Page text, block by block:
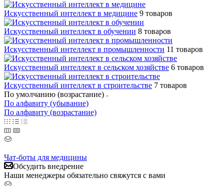
Искусственный интеллект в медицине 9 товаров
Искусственный интеллект в обучении 8 товаров
Искусственный интеллект в промышленности 11 товаров
Искусственный интеллект в сельском хозяйстве 6 товаров
Искусственный интеллект в строительстве 7 товаров
По умолчанию (возрастание)
По алфавиту (убывание)
По алфавиту (возрастание)
Чат-боты для медицины
Обсудить внедрение
Наши менеджеры обязательно свяжутся с вами